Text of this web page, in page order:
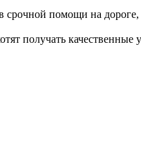
срочной помощи на дороге,
получать качественные